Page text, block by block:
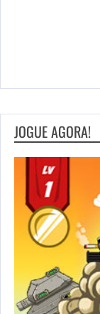
JOGUE AGORA!